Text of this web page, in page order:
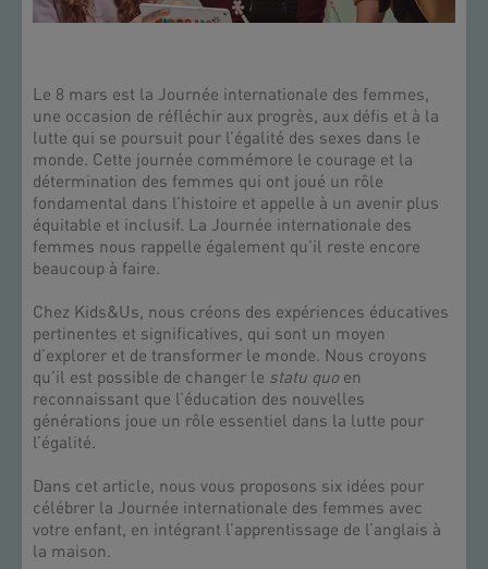
Le 8 mars est la Journée internationale des femmes,
une occasion de réfléchir aux progrès, aux défis et à la
lutte qui se poursuit pour l’égalité des sexes dans le
monde. Cette journée commémore le courage et la
détermination des femmes qui ont joué un rôle
fondamental dans l’histoire et appelle à un avenir plus
équitable et inclusif. La Journée internationale des
femmes nous rappelle également qu’il reste encore
beaucoup à faire.
Chez Kids&Us, nous créons des expériences éducatives
pertinentes et significatives, qui sont un moyen
d’explorer et de transformer le monde. Nous croyons
qu’il est possible de changer le statu quo en
reconnaissant que l’éducation des nouvelles
générations joue un rôle essentiel dans la lutte pour
l’égalité.
Dans cet article, nous vous proposons six idées pour
célébrer la Journée internationale des femmes avec
votre enfant, en intégrant l’apprentissage de l’anglais à
la maison.